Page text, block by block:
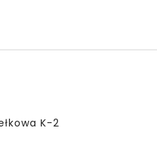
K-2